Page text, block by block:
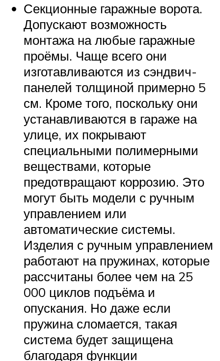
Секционные гаражные ворота.
Допускают возможность
монтажа на любые гаражные
проёмы. Чаще всего они
изготавливаются из сэндвич-
панелей толщиной примерно 5
см. Кроме того, поскольку они
устанавливаются в гараже на
улице, их покрывают
специальными полимерными
веществами, которые
предотвращают коррозию. Это
могут быть модели с ручным
управлением или
автоматические системы.
Изделия с ручным управлением
работают на пружинах, которые
рассчитаны более чем на 25
000 циклов подъёма и
опускания. Но даже если
пружина сломается, такая
система будет защищена
благодаря функции